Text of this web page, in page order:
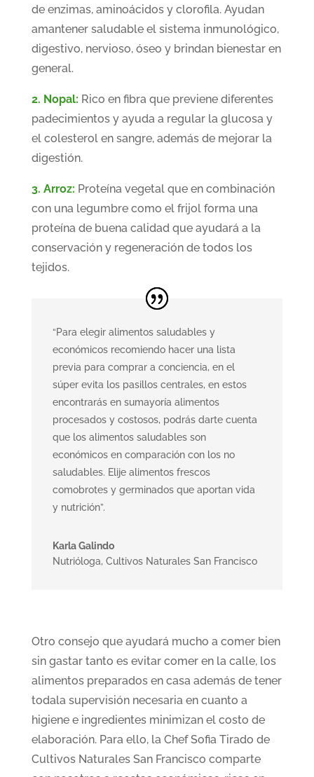
de enzimas, aminoácidos y clorofila. Ayudan
amantener saludable el sistema inmunológico,
digestivo, nervioso, óseo y brindan bienestar en
general.
2. Nopal: Rico en fibra que previene diferentes
padecimientos y ayuda a regular la glucosa y
el colesterol en sangre, además de mejorar la
digestión.
3. Arroz: Proteína vegetal que en combinación
con una legumbre como el frijol forma una
proteína de buena calidad que ayudará a la
conservación y regeneración de todos los
tejidos.
“Para elegir alimentos saludables y
económicos recomiendo hacer una lista
previa para comprar a conciencia, en el
súper evita los pasillos centrales, en estos
encontrarás en sumayoría alimentos
procesados y costosos, podrás darte cuenta
que los alimentos saludables son
económicos en comparación con los no
saludables. Elije alimentos frescos
comobrotes y germinados que aportan vida
y nutrición”.
Karla Galindo
Nutrióloga, Cultivos Naturales San Francisco
Otro consejo que ayudará mucho a comer bien
sin gastar tanto es evitar comer en la calle, los
alimentos preparados en casa además de tener
todala supervisión necesaria en cuanto a
higiene e ingredientes minimizan el costo de
elaboración. Para ello, la Chef Sofia Tirado de
Cultivos Naturales San Francisco comparte